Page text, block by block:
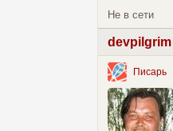
Не в сети
devpilgrim
Писарь